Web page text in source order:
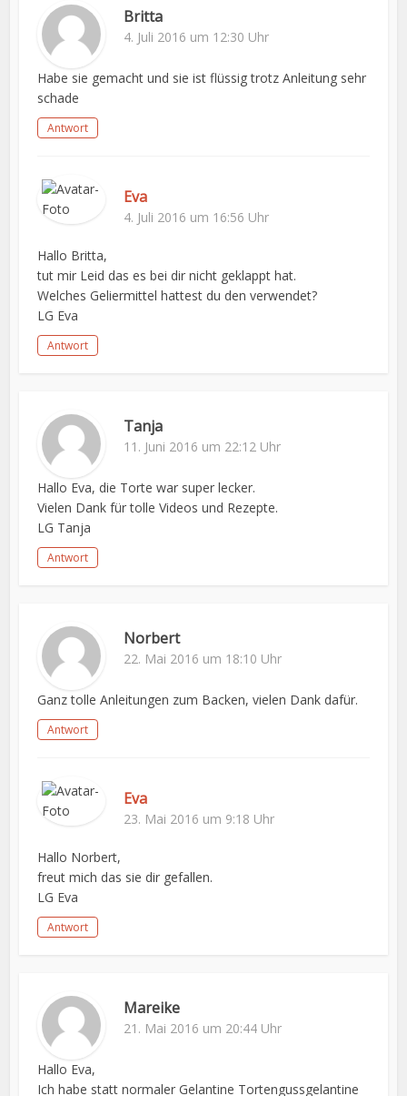
Britta
4. Juli 2016 um 12:30 Uhr
Habe sie gemacht und sie ist flüssig trotz Anleitung sehr
schade
Antwort
Eva
4. Juli 2016 um 16:56 Uhr
Hallo Britta,
tut mir Leid das es bei dir nicht geklappt hat.
Welches Geliermittel hattest du den verwendet?
LG Eva
Antwort
Tanja
11. Juni 2016 um 22:12 Uhr
Hallo Eva, die Torte war super lecker.
Vielen Dank für tolle Videos und Rezepte.
LG Tanja
Antwort
Norbert
22. Mai 2016 um 18:10 Uhr
Ganz tolle Anleitungen zum Backen, vielen Dank dafür.
Antwort
Eva
23. Mai 2016 um 9:18 Uhr
Hallo Norbert,
freut mich das sie dir gefallen.
LG Eva
Antwort
Mareike
21. Mai 2016 um 20:44 Uhr
Hallo Eva,
Ich habe statt normaler Gelantine Tortengussgelantine